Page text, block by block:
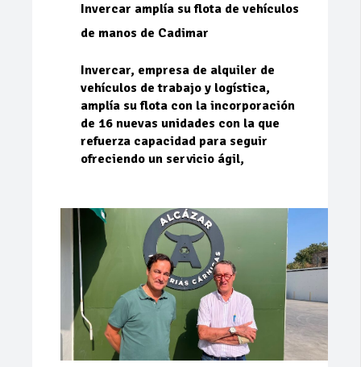
Invercar amplía su flota de vehículos
de manos de Cadimar
Invercar, empresa de alquiler de
vehículos de trabajo y logística,
amplía su flota con la incorporación
de 16 nuevas unidades con la que
refuerza capacidad para seguir
ofreciendo un servicio ágil,